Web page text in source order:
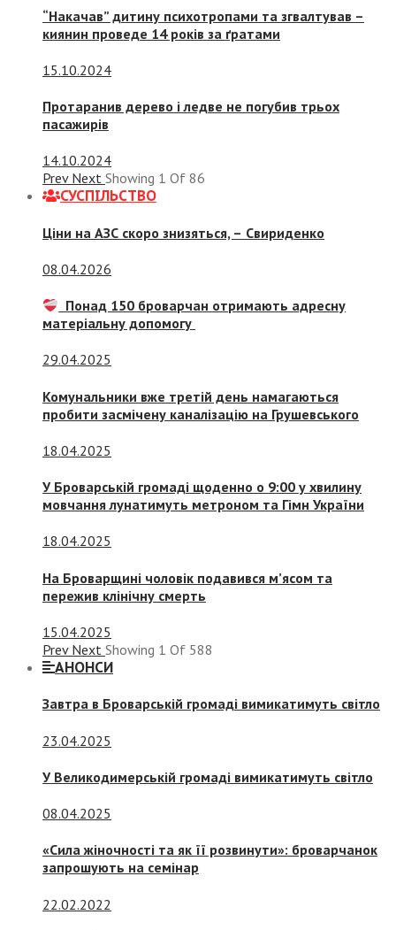
“Накачав” дитину психотропами та згвалтував –
киянин проведе 14 років за ґратами
15.10.2024
Протаранив дерево і ледве не погубив трьох
пасажирів
14.10.2024
Prev Next Showing 1 Of 86
СУСПIЛЬСТВО
Ціни на АЗС скоро знизяться, – Свириденко
08.04.2026
Понад 150 броварчан отримають адресну
матеріальну допомогу
29.04.2025
Комунальники вже третій день намагаються
пробити засмічену каналізацію на Грушевського
18.04.2025
У Броварській громаді щоденно о 9:00 у хвилину
мовчання лунатимуть метроном та Гімн України
18.04.2025
На Броварщині чоловік подавився м’ясом та
пережив клінічну смерть
15.04.2025
Prev Next Showing 1 Of 588
АНОНСИ
Завтра в Броварській громаді вимикатимуть світло
23.04.2025
У Великодимерській громаді вимикатимуть світло
08.04.2025
«Сила жіночності та як її розвинути»: броварчанок
запрошують на семінар
22.02.2022